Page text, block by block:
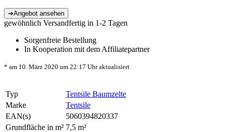
gewöhnlich Versandfertig in 1-2 Tagen
Sorgenfreie Bestellung
In Kooperation mit dem Affiliatepartner
* am 10. März 2020 um 22:17 Uhr aktualisiert
Typ
Tentsile Baumzelte
Marke
Tentsile
EAN(s)
5060394820337
Grundfläche in m² 7,5 m²